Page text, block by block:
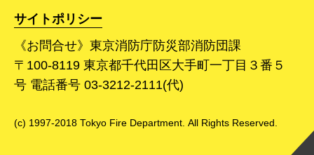
サイトポリシー
《お問合せ》東京消防庁防災部消防団課
〒100-8119 東京都千代田区大手町一丁目３番５
号 電話番号 03-3212-2111(代)
(c) 1997-2018 Tokyo Fire Department. All Rights Reserved.